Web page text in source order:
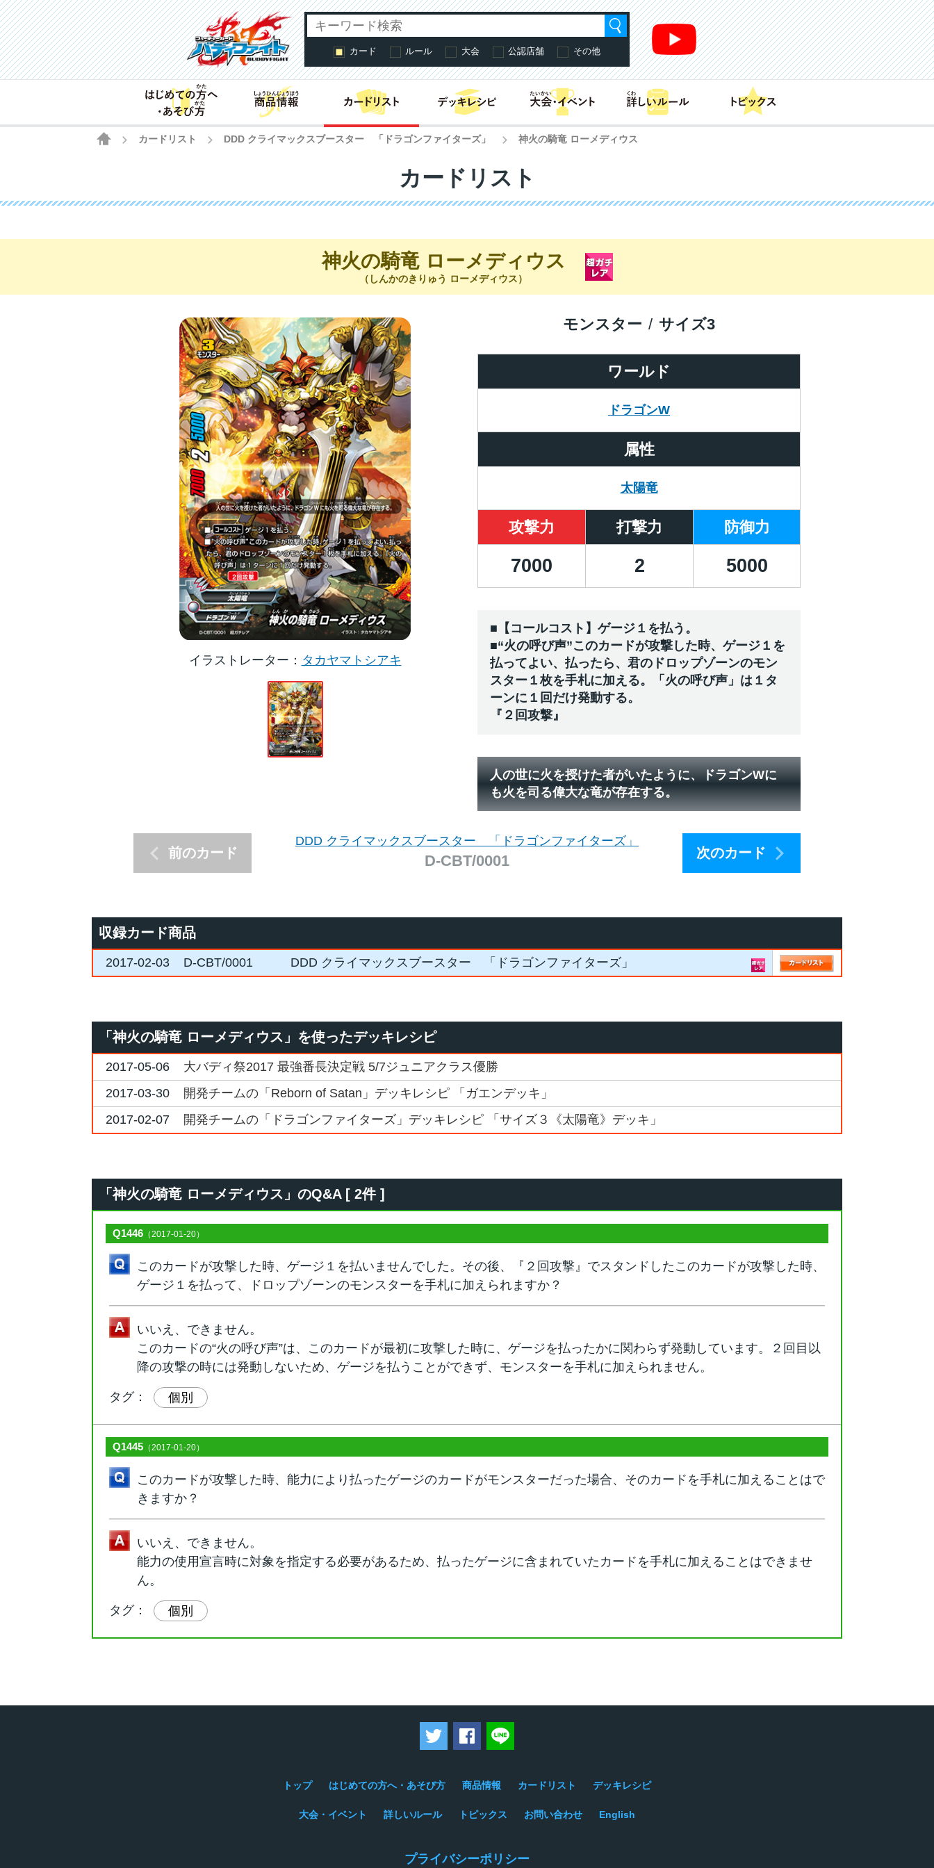
カード ルール 大会 公認店舗 その他
はじめての方へ・あそび方商品情報 カードリスト
HOME
カードリスト DDD クライマックスブースター 「ドラゴンファイターズ」 神火の騎竜 ローメディウス
カードリスト
神火の騎竜 ローメディウス
（しんかのきりゅう ローメディウス）
イラストレーター タカヤマトシアキ
ワールド
ドラゴンW
モンスター サイズ3
属性
太陽竜
攻撃力 打撃力 防御力
7000 2 5000
■【コールコスト】ゲージ１を払う。
■“火の呼び声”このカードが攻撃した時、ゲージ１を
払ってよい、払ったら、君のドロップゾーンのモン
スター１枚を手札に加える。「火の呼び声」は１タ
ーンに１回だけ発動する。
『２回攻撃』
人の世に火を授けた者がいたように、ドラゴンWに
も火を司る偉大な竜が存在する。
前のカード
DDD クライマックスブースター 「ドラゴンファイターズ」
D-CBT/0001 次のカード
収録カード商品
2017-02-03 D-CBT/0001 DDD クライマックスブースター 「ドラゴンファイターズ」
「神火の騎竜 ローメディウス」を使ったデッキレシピ
2017-05-06
大バディ祭2017 最強番長決定戦 5/7ジュニアクラス優勝
2017-03-30
開発チームの「Reborn of Satan」デッキレシピ 「ガエンデッキ」
2017-02-07
開発チームの「ドラゴンファイターズ」デッキレシピ 「サイズ３《太陽竜》デッキ」
「神火の騎竜 ローメディウス」のQ&A [ 2件 ]
Q1446 （2017-01-20）
このカードが攻撃した時、ゲージ１を払いませんでした。その後、『２回攻撃』でスタンドしたこのカードが攻撃した時、
ゲージ１を払って、ドロップゾーンのモンスターを手札に加えられますか？
いいえ、できません。
このカードの“火の呼び声”は、このカードが最初に攻撃した時に、ゲージを払ったかに関わらず発動しています。２回目以
降の攻撃の時には発動しないため、ゲージを払うことができず、モンスターを手札に加えられません。
タグ： 個別
Q1445 （2017-01-20）
このカードが攻撃した時、能力により払ったゲージのカードがモンスターだった場合、そのカードを手札に加えることはで
きますか？
いいえ、できません。
能力の使用宣言時に対象を指定する必要があるため、払ったゲージに含まれていたカードを手札に加えることはできませ
ん。
タグ： 個別
ツイートするFacebookでシェアする
トップ はじめての方へ・あそび方 商品情報 カードリスト デッキレシピ
大会・イベント 詳しいルール トピックス お問い合わせ English
プライバシーポリシー